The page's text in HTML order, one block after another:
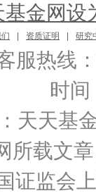
基金网设
资质证明 研究
服热线
时
天天基
所载文
证监会